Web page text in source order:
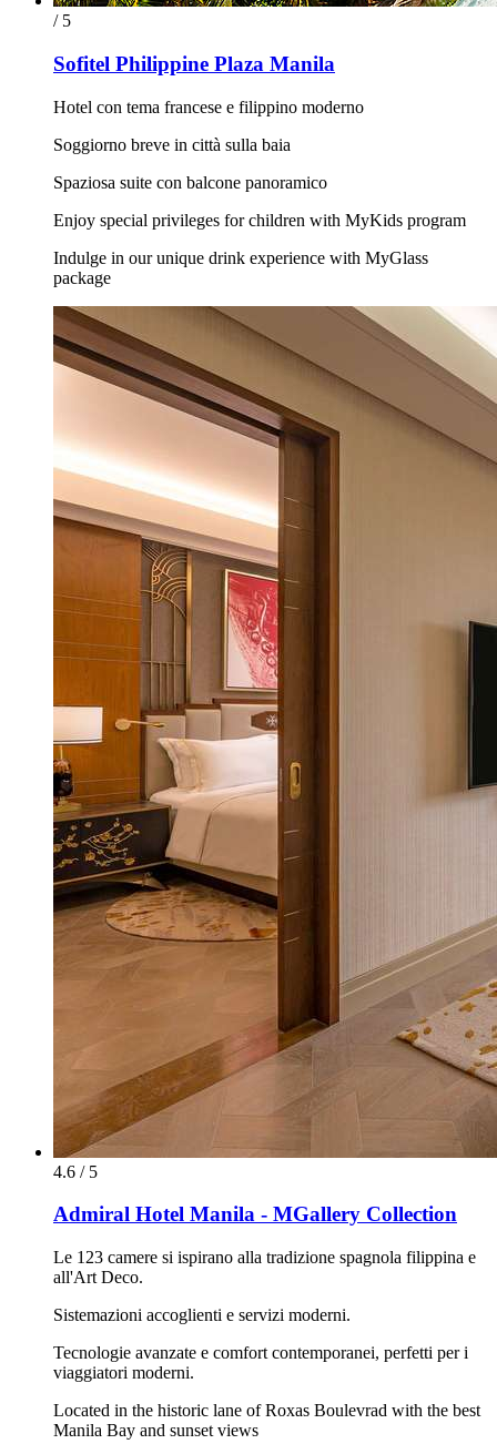
/ 5
Sofitel Philippine Plaza Manila
Hotel con tema francese e filippino moderno
Soggiorno breve in città sulla baia
Spaziosa suite con balcone panoramico
Enjoy special privileges for children with MyKids program
Indulge in our unique drink experience with MyGlass
package
4.6 / 5
Admiral Hotel Manila - MGallery Collection
Le 123 camere si ispirano alla tradizione spagnola filippina e
all'Art Deco.
Sistemazioni accoglienti e servizi moderni.
Tecnologie avanzate e comfort contemporanei, perfetti per i
viaggiatori moderni.
Located in the historic lane of Roxas Boulevrad with the best
Manila Bay and sunset views